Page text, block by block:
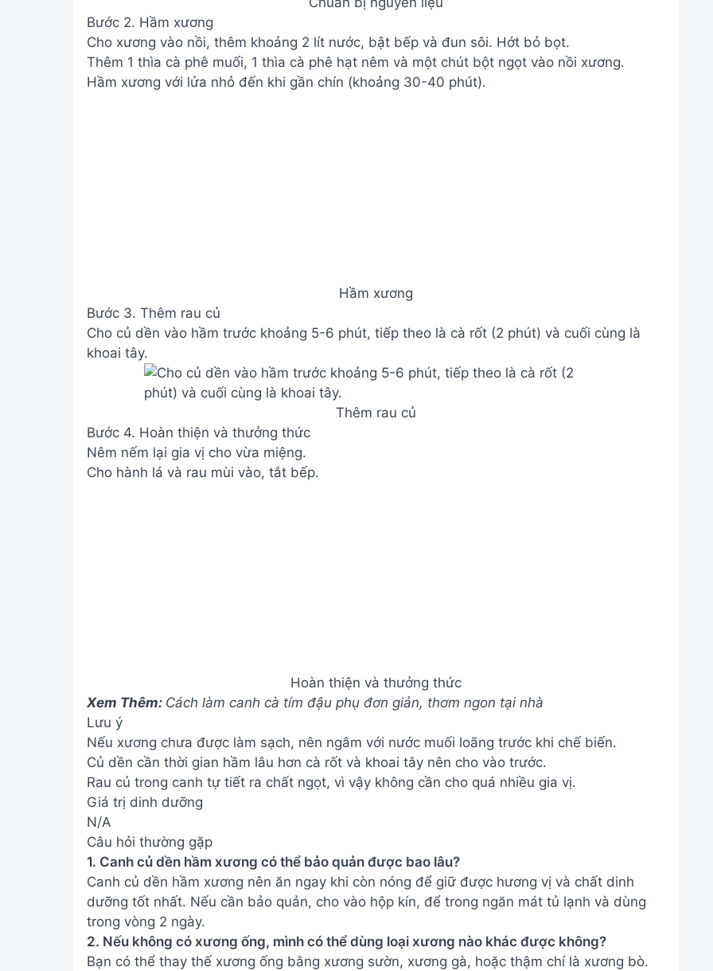
Bước 2. Hầm xương
Cho xương vào nồi, thêm khoảng 2 lít nước, bật bếp và đun sôi. Hớt bỏ bọt.
Thêm 1 thìa cà phê muối, 1 thìa cà phê hạt nêm và một chút bột ngọt vào nồi xương.
Hầm xương với lửa nhỏ đến khi gần chín (khoảng 30-40 phút).
Hầm xương
Bước 3. Thêm rau củ
Cho củ dền vào hầm trước khoảng 5-6 phút, tiếp theo là cà rốt (2 phút) và cuối cùng là
khoai tây.
Thêm rau củ
Bước 4. Hoàn thiện và thưởng thức
Nêm nếm lại gia vị cho vừa miệng.
Cho hành lá và rau mùi vào, tắt bếp.
Hoàn thiện và thưởng thức
Xem Thêm: Cách làm canh cà tím đậu phụ đơn giản, thơm ngon tại nhà
Lưu ý
Nếu xương chưa được làm sạch, nên ngâm với nước muối loãng trước khi chế biến.
Củ dền cần thời gian hầm lâu hơn cà rốt và khoai tây nên cho vào trước.
Rau củ trong canh tự tiết ra chất ngọt, vì vậy không cần cho quá nhiều gia vị.
Giá trị dinh dưỡng
N/A
Câu hỏi thường gặp
1. Canh củ dền hầm xương có thể bảo quản được bao lâu?
Canh củ dền hầm xương nên ăn ngay khi còn nóng để giữ được hương vị và chất dinh
dưỡng tốt nhất. Nếu cần bảo quản, cho vào hộp kín, để trong ngăn mát tủ lạnh và dùng
trong vòng 2 ngày.
2. Nếu không có xương ống, mình có thể dùng loại xương nào khác được không?
Bạn có thể thay thế xương ống bằng xương sườn, xương gà, hoặc thậm chí là xương bò.